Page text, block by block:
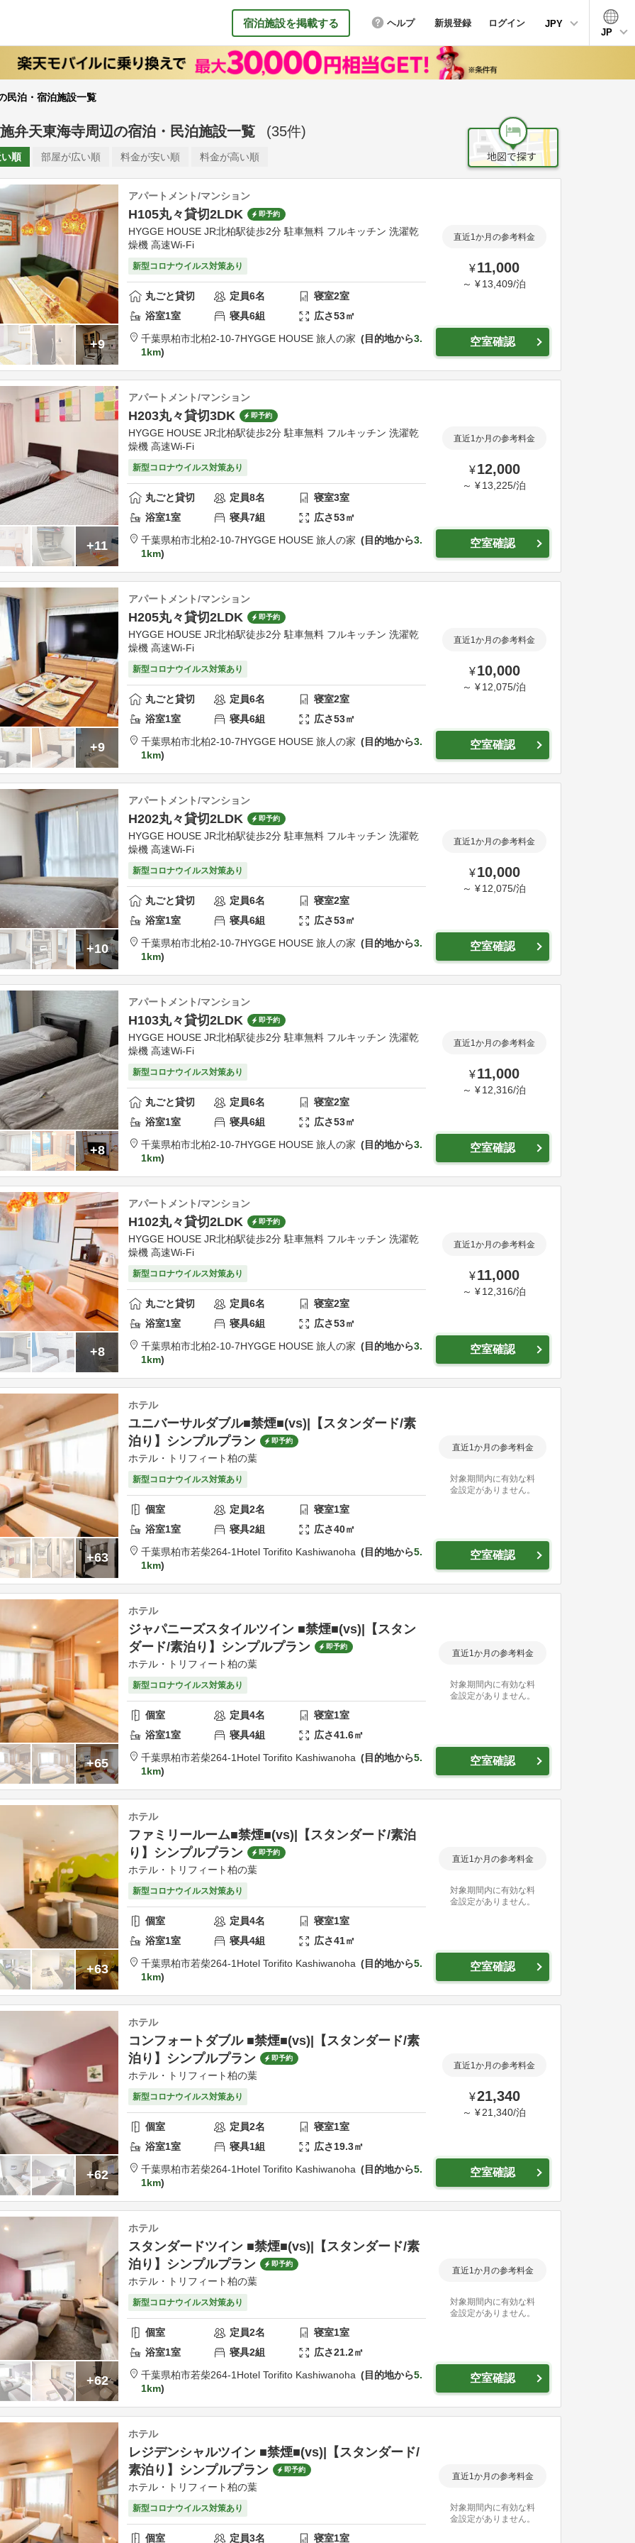
宿泊施設を掲載する ヘルプ 新規登録 ログイン
JPY
JP
民泊・宿泊施設一覧
弁天東海寺周辺の宿泊・民泊施設一覧 (35件)
順 部屋が広い順 料金が安い順 料金が高い順
+9
アパートメント/マンション
H105丸々貸切2LDK 即予約
HYGGE HOUSE JR北柏駅徒歩2分 駐車無料 フルキッチン 洗濯乾
燥機 高速Wi-Fi
新型コロナウイルス対策あり
丸ごと貸切 定員6名 寝室2室
浴室1室 寝具6組 広さ53㎡
千葉県柏市北柏2-10-7HYGGE HOUSE 旅人の家 目的地から3.
1km
直近1か月の参考料金
¥11,000
～ ¥ 13,409/泊
空室確認
+11
アパートメント/マンション
H203丸々貸切3DK 即予約
HYGGE HOUSE JR北柏駅徒歩2分 駐車無料 フルキッチン 洗濯乾
燥機 高速Wi-Fi
新型コロナウイルス対策あり
丸ごと貸切 定員8名 寝室3室
浴室1室 寝具7組 広さ53㎡
千葉県柏市北柏2-10-7HYGGE HOUSE 旅人の家 目的地から3.
1km
直近1か月の参考料金
¥ 12,000
～ ¥ 13,225/泊
空室確認
+9
アパートメント/マンション
H205丸々貸切2LDK 即予約
HYGGE HOUSE JR北柏駅徒歩2分 駐車無料 フルキッチン 洗濯乾
燥機 高速Wi-Fi
新型コロナウイルス対策あり
丸ごと貸切 定員6名 寝室2室
浴室1室 寝具6組 広さ53㎡
千葉県柏市北柏2-10-7HYGGE HOUSE 旅人の家 目的地から3.
1km
直近1か月の参考料金
¥ 10,000
～ ¥ 12,075/泊
空室確認
+10
アパートメント/マンション
H202丸々貸切2LDK 即予約
HYGGE HOUSE JR北柏駅徒歩2分 駐車無料 フルキッチン 洗濯乾
燥機 高速Wi-Fi
新型コロナウイルス対策あり
丸ごと貸切 定員6名 寝室2室
浴室1室 寝具6組 広さ53㎡
千葉県柏市北柏2-10-7HYGGE HOUSE 旅人の家 目的地から3.
1km
直近1か月の参考料金
¥ 10,000
～ ¥ 12,075/泊
空室確認
+8
アパートメント/マンション
H103丸々貸切2LDK 即予約
HYGGE HOUSE JR北柏駅徒歩2分 駐車無料 フルキッチン 洗濯乾
燥機 高速Wi-Fi
新型コロナウイルス対策あり
丸ごと貸切 定員6名 寝室2室
浴室1室 寝具6組 広さ53㎡
千葉県柏市北柏2-10-7HYGGE HOUSE 旅人の家 目的地から3.
1km
直近1か月の参考料金
¥11,000
～ ¥ 12,316/泊
空室確認
+8
アパートメント/マンション
H102丸々貸切2LDK 即予約
HYGGE HOUSE JR北柏駅徒歩2分 駐車無料 フルキッチン 洗濯乾
燥機 高速Wi-Fi
新型コロナウイルス対策あり
丸ごと貸切 定員6名 寝室2室
浴室1室 寝具6組 広さ53㎡
千葉県柏市北柏2-10-7HYGGE HOUSE 旅人の家 目的地から3.
1km
直近1か月の参考料金
¥11,000
～ ¥ 12,316/泊
空室確認
+63
ホテル
ユニバーサルダブル■禁煙■(vs)|【スタンダード/素
泊り】シンプルプラン
即予約
ホテル・トリフィート柏の葉
新型コロナウイルス対策あり
個室 定員2名 寝室1室
浴室1室 寝具2組 広さ40㎡
千葉県柏市若柴264-1 Hotel Torifito Kashiwanoha 目的地から5.
1km
直近1か月の参考料金
対象期間内に有効な料
金設定がありません。
空室確認
+65
ホテル
ジャパニーズスタイルツイン ■禁煙■(vs)|【スタン
ダード/素泊り】シンプルプラン
即予約
ホテル・トリフィート柏の葉
新型コロナウイルス対策あり
個室 定員4名 寝室1室
浴室1室 寝具4組 広さ41.6㎡
千葉県柏市若柴264-1 Hotel Torifito Kashiwanoha 目的地から5.
1km
直近1か月の参考料金
対象期間内に有効な料
金設定がありません。
空室確認
+63
ホテル
ファミリールーム■禁煙■(vs)|【スタンダード/素泊
り】シンプルプラン
即予約
ホテル・トリフィート柏の葉
新型コロナウイルス対策あり
個室 定員4名 寝室1室
浴室1室 寝具4組 広さ41㎡
千葉県柏市若柴264-1 Hotel Torifito Kashiwanoha 目的地から5.
1km
直近1か月の参考料金
対象期間内に有効な料
金設定がありません。
空室確認
+62
ホテル
コンフォートダブル ■禁煙■(vs)|【スタンダード/素
泊り】シンプルプラン
即予約
ホテル・トリフィート柏の葉
新型コロナウイルス対策あり
個室 定員2名 寝室1室
浴室1室 寝具1組 広さ19.3㎡
千葉県柏市若柴264-1 Hotel Torifito Kashiwanoha 目的地から5.
1km
直近1か月の参考料金
¥21,340
～ ¥ 21,340/泊
空室確認
+62
ホテル
スタンダードツイン ■禁煙■(vs)|【スタンダード/素
泊り】シンプルプラン
即予約
ホテル・トリフィート柏の葉
新型コロナウイルス対策あり
個室 定員2名 寝室1室
浴室1室 寝具2組 広さ21.2㎡
千葉県柏市若柴264-1 Hotel Torifito Kashiwanoha 目的地から5.
1km
直近1か月の参考料金
対象期間内に有効な料
金設定がありません。
空室確認
ホテル
レジデンシャルツイン ■禁煙■(vs)|【スタンダード/
素泊り】シンプルプラン
即予約
ホテル・トリフィート柏の葉
新型コロナウイルス対策あり
個室 定員3名 寝室1室
直近1か月の参考料金
対象期間内に有効な料
金設定がありません。